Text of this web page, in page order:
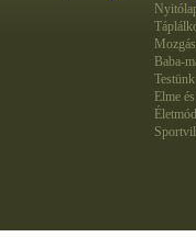
Baba-
Elme
Életmód